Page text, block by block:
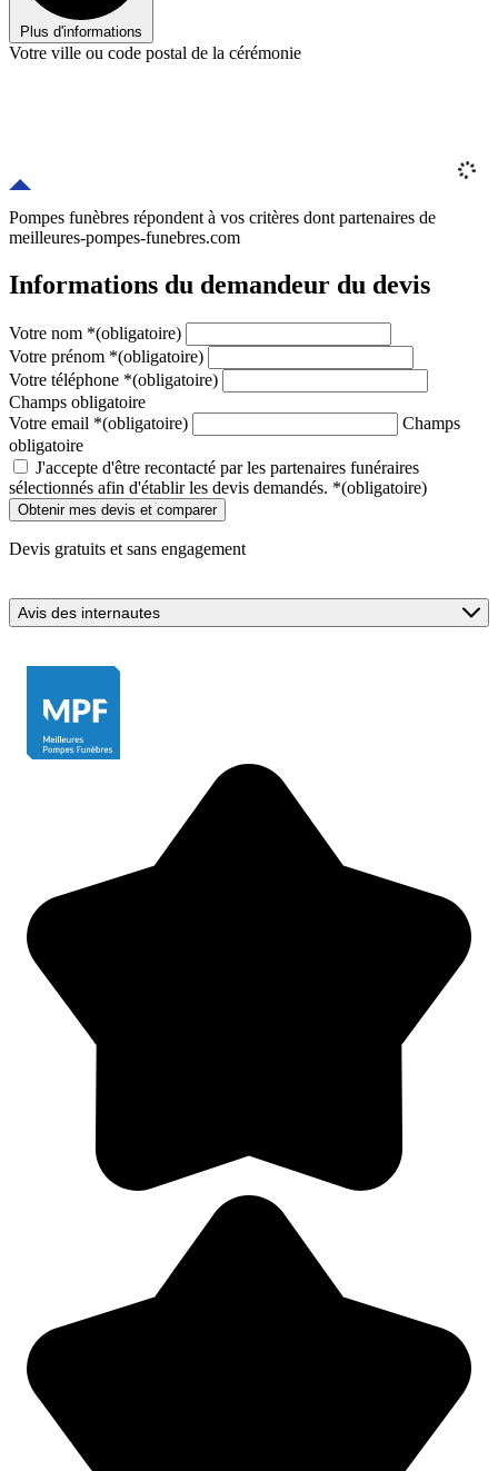
Plus d'informations
Votre ville ou code postal de la cérémonie
Pompes funèbres répondent à vos critères dont partenaires de
meilleures-pompes-funebres.com
Informations du demandeur du devis
Votre nom *(obligatoire)
Votre prénom *(obligatoire)
Votre téléphone *(obligatoire)
Champs obligatoire
Votre email *(obligatoire)
Champs
obligatoire
J'accepte d'être recontacté par les partenaires funéraires
sélectionnés afin d'établir les devis demandés. *(obligatoire)
Devis gratuits et sans engagement
Avis des internautes